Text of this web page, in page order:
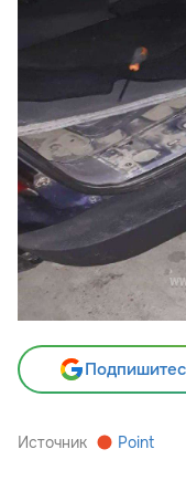
Источник Point